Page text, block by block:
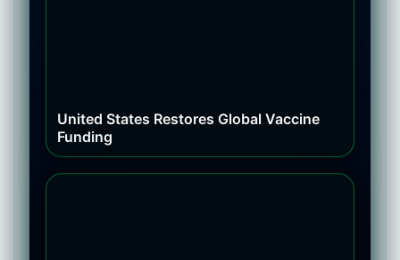
United States Restores Global Vaccine
Funding